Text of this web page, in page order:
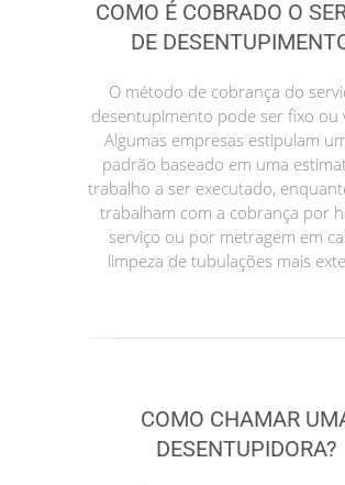
COMO É COBRADO O
DE
O método de cobrança do
desentupimento pode ser fixo ou
Algumas empresas estipulam
padrão baseado em uma
trabalho a ser executado,
trabalham com a cobrança por
serviço ou por metragem em
limpeza de tubulações mais
COMO CHAMAR
DESENTUPIDORA?